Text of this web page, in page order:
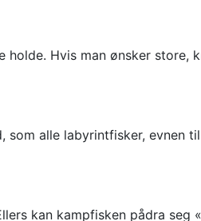
holde. Hvis man ønsker store,
som alle labyrintfisker, evnen
kan kampfisken pådra seg